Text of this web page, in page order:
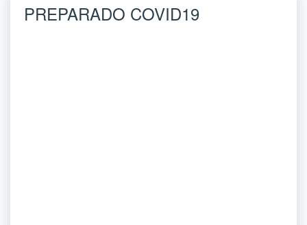
PREPARADO COVID19